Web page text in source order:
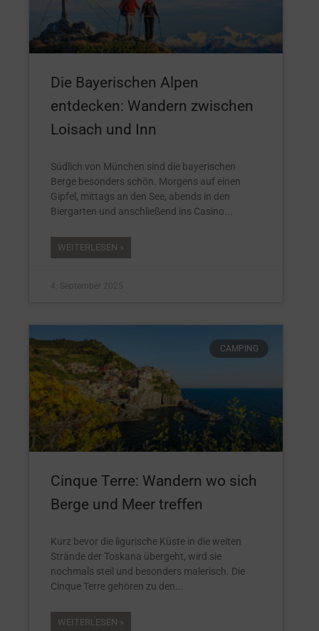
Die Bayerischen Alpen
entdecken: Wandern zwischen
Loisach und Inn
Südlich von München sind die bayerischen
Berge besonders schön. Morgens auf einen
Gipfel, mittags an den See, abends in den
Biergarten und anschließend ins Casino
WEITERLESEN »
4. September 2025
CAMPING
Cinque Terre: Wandern wo sich
Berge und Meer treffen
Kurz bevor die ligurische Küste in die weiten
Strände der Toskana übergeht, wird sie
nochmals steil und besonders malerisch. Die
Cinque Terre gehören zu den
WEITERLESEN »